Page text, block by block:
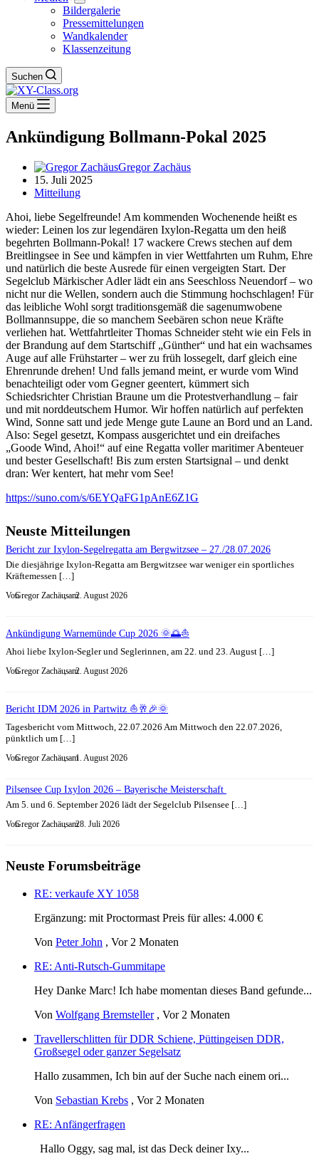
Bildergalerie
Pressemittelungen
Wandkalender
Klassenzeitung
Suchen
Menü
Ankündigung Bollmann-Pokal 2025
Gregor Zachäus
15. Juli 2025
Mitteilung
Ahoi, liebe Segelfreunde! Am kommenden Wochenende heißt es
wieder: Leinen los zur legendären Ixylon-Regatta um den heiß
begehrten Bollmann-Pokal! 17 wackere Crews stechen auf dem
Breitlingsee in See und kämpfen in vier Wettfahrten um Ruhm, Ehre
und natürlich die beste Ausrede für einen vergeigten Start. Der
Segelclub Märkischer Adler lädt ein ans Seeschloss Neuendorf – wo
nicht nur die Wellen, sondern auch die Stimmung hochschlagen! Für
das leibliche Wohl sorgt traditionsgemäß die sagenumwobene
Bollmannsuppe, die so manchem Seebären schon neue Kräfte
verliehen hat. Wettfahrtleiter Thomas Schneider steht wie ein Fels in
der Brandung auf dem Startschiff „Günther“ und hat ein wachsames
Auge auf alle Frühstarter – wer zu früh lossegelt, darf gleich eine
Ehrenrunde drehen! Und falls jemand meint, er wurde vom Wind
benachteiligt oder vom Gegner geentert, kümmert sich
Schiedsrichter Christian Braune um die Protestverhandlung – fair
und mit norddeutschem Humor. Wir hoffen natürlich auf perfekten
Wind, Sonne satt und jede Menge gute Laune an Bord und an Land.
Also: Segel gesetzt, Kompass ausgerichtet und ein dreifaches
„Goode Wind, Ahoi!“ auf eine Regatta voller maritimer Abenteuer
und bester Gesellschaft! Bis zum ersten Startsignal – und denkt
dran: Wer kentert, hat mehr vom See!
https://suno.com/s/6EYQaFG1pAnE6Z1G
Neuste Mitteilungen
Bericht zur Ixylon-Segelregatta am Bergwitzsee – 27./28.07.2026
Die diesjährige Ixylon-Regatta am Bergwitzsee war weniger ein sportliches
Kräftemessen […]
VonGregor Zachäus, am2. August 2026
Ankündigung Warnemünde Cup 2026 🌞🌅⛵
Ahoi liebe Ixylon-Segler und Seglerinnen, am 22. und 23. August […]
VonGregor Zachäus, am2. August 2026
Bericht IDM 2026 in Partwitz ⛵🥂🎉🌞
Tagesbericht vom Mittwoch, 22.07.2026 Am Mittwoch den 22.07.2026,
pünktlich um […]
VonGregor Zachäus, am1. August 2026
Pilsensee Cup Ixylon 2026 – Bayerische Meisterschaft
Am 5. und 6. September 2026 lädt der Segelclub Pilsensee […]
VonGregor Zachäus, am28. Juli 2026
Neuste Forumsbeiträge
RE: verkaufe XY 1058
Ergänzung: mit Proctormast Preis für alles: 4.000 €
Von Peter John , Vor 2 Monaten
RE: Anti-Rutsch-Gummitape
Hey Danke Marc! Ich habe momentan dieses Band gefunde...
Von Wolfgang Bremsteller, Vor 2 Monaten
Travellerschlitten für DDR Schiene, Püttingeisen DDR,
Großsegel oder ganzer Segelsatz
Hallo zusammen, Ich bin auf der Suche nach einem ori...
Von Sebastian Krebs , Vor 2 Monaten
RE: Anfängerfragen
Hallo Oggy, sag mal, ist das Deck deiner Ixy...